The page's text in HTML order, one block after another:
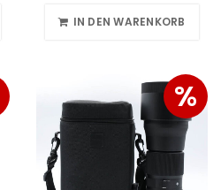
IN DEN WARENKORB
%